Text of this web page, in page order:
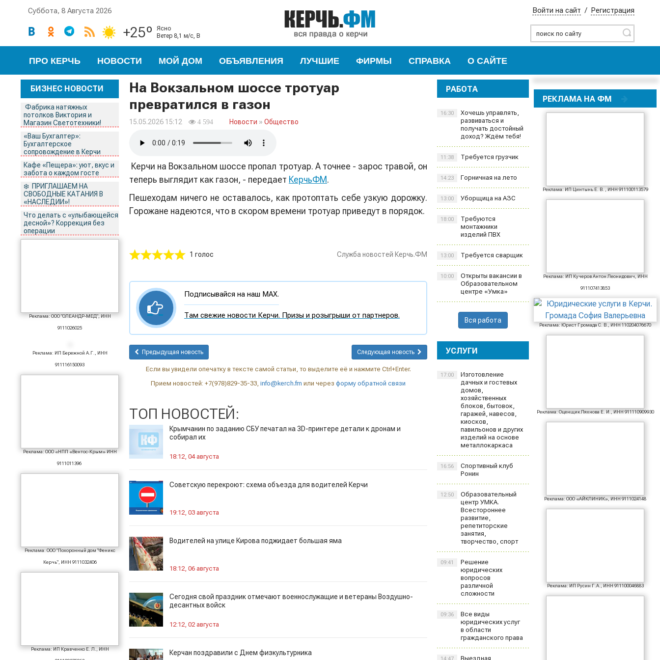
Суббота, 8 Августа 2026
Найти
Войти на сайт / Регистрация
+25º
ясно
ветер 8,1 м/с, В
ПРО КЕРЧЬ НОВОСТИ МОЙ ДОМ ОБЪЯВЛЕНИЯ ЛУЧШИЕ ФИРМЫ СПРАВКА О САЙТЕ
БИЗНЕС НОВОСТИ
Фабрика натяжных
потолков Виктория и
Магазин Светотехники!
«Ваш Бухгалтер»:
Бухгалтерское
сопровождение в Керчи
Кафе «Пещера»: уют, вкус и
забота о каждом госте
❄️ ПРИГЛАШАЕМ НА
СВОБОДНЫЕ КАТАНИЯ В
«НАСЛЕДИИ»!
Что делать с «улыбающейся
десной»? Коррекция без
операции
Реклама: ООО "ОЛЕАНДР-МЕД", ИНН
9111026025
Реклама: ИП Бережной А.Г., ИНН
911116150093
Реклама: ООО «НПП «Вентос-Крым» ИНН
9111011396
Реклама: ООО "Похоронный дом "Феникс
Керчь", ИНН 9111032406
Реклама: ИП Кравченко Е. Л., ИНН
На Вокзальном шоссе тротуар
превратился в газон
15.05.2026 15:12 4 594 Новости » Общество
Керчи на Вокзальном шоссе пропал тротуар. А точнее - зарос травой, он
теперь выглядит как газон, - передает КерчьФМ.
Пешеходам ничего не оставалось, как протоптать себе узкую дорожку.
Горожане надеются, что в скором времени тротуар приведут в порядок.
1 голос Служба новостей Керчь.ФМ
Подписывайся на наш MAX.
Там свежие новости Керчи. Призы и розыгрыши от партнеров.
Предыдущая новость Следующая новость
Если вы увидели опечатку в тексте самой статьи, то выделите её и нажмите Ctrl+Enter.
Прием новостей: +7(978)829-35-33, info@kerch.fm или через форму обратной связи
ТОП НОВОСТЕЙ:
Крымчанин по заданию СБУ печатал на 3D-принтере детали к дронам и
собирал их
18:12, 04 августа
Советскую перекроют: схема объезда для водителей Керчи
19:12, 03 августа
Водителей на улице Кирова поджидает большая яма
18:12, 06 августа
Сегодня свой праздник отмечают военнослужащие и ветераны Воздушно-
десантных войск
12:12, 02 августа
Керчан поздравили с Днем физкультурника
РАБОТА
Хочешь управлять,
развиваться и
получать достойный
доход? Ждём тебя!
16:30
Требуется грузчик
11:38
Горничная на лето
14:23
Уборщица на АЗС
13:00
Требуются
монтажники
изделий ПВХ
18:00
Требуется сварщик
13:00
Открыты вакансии в
Образовательном
центре «Умка»
10:00
Вся работа
УСЛУГИ
Изготовление
дачных и гостевых
домов,
хозяйственных
блоков, бытовок,
гаражей, навесов,
киосков,
павильонов и других
изделий на основе
металлокаркаса
17:00
Спортивный клуб
Ронин
16:56
Образовательный
центр УМКА.
Всестороннее
развитие,
репетиторские
занятия,
творчество, спорт
12:50
Решение
юридических
вопросов
различной
сложности
09:41
Все виды
юридических услуг
в области
гражданского права
09:36
Выездная
РЕКЛАМА НА ФМ
Реклама: ИП Цинтынь Е. В. , ИНН 911100113579
Реклама: ИП Кучеров Антон Леонидович, ИНН
911107413853
Реклама: Юрист Громада С. В., ИНН 110204076670
Реклама: Оценщик Ляхнова Е. И., ИНН 911110909930
Реклама: ООО «АЙКЛИНИК», ИНН 9111024148
Реклама: ИП Русин Г.А., ИНН 911100046883